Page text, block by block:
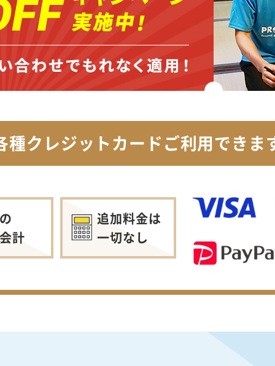
種クレジットカードご利用できま
計
追加料金は
一切なし